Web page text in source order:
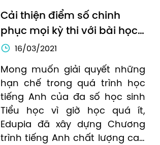
Cải thiện điểm số chinh
phục mọi kỳ thi với bài học
bám sát sách giáo khoa
16/03/2021
Mong muốn giải quyết những
hạn chế trong quá trình học
tiếng Anh của đa số học sinh
Tiểu học vì giờ học quá ít,
Edupia đã xây dựng Chương
trình tiếng Anh chất lượng cao